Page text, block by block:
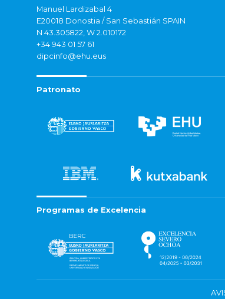
Manuel Lardizabal 4
E20018 Donostia / San Sebastián SPAIN
N 43.305822, W 2.010172
+34 943 01 57 61
dipcinfo@ehu.eus
Patronato
Programas de Excelencia